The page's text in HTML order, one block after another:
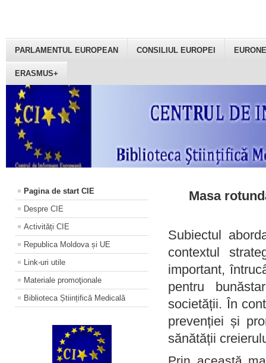
PARLAMENTUL EUROPEAN CONSILIUL EUROPEI
ERASMUS+
Pagina de start CIE
Despre CIE
Activități CIE
Republica Moldova și UE
Link-uri utile
Materiale promoţionale
Biblioteca Științifică Medicală
Masa
Subiectul
contextul
important,
pentru
societății. În
prevenției și
sănătății